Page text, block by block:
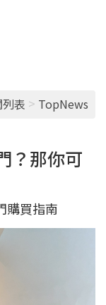
表 > TopNews
？那你可
購買指南